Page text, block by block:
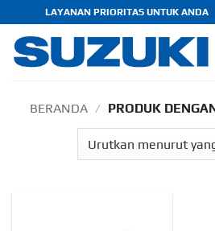
to
content
LAYANAN PRIORITAS UNTUK ANDA
BERANDA / PRODUK